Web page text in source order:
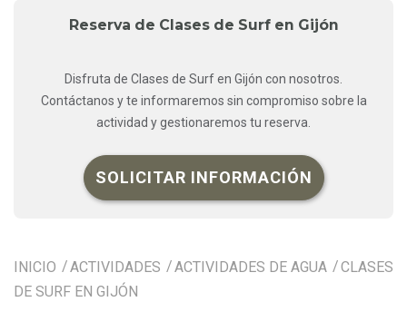
Reserva de Clases de Surf en Gijón
Disfruta de Clases de Surf en Gijón con nosotros.
Contáctanos y te informaremos sin compromiso sobre la
actividad y gestionaremos tu reserva.
SOLICITAR INFORMACIÓN
INICIO ACTIVIDADES ACTIVIDADES DE AGUA
CLASES
DE SURF EN GIJÓN